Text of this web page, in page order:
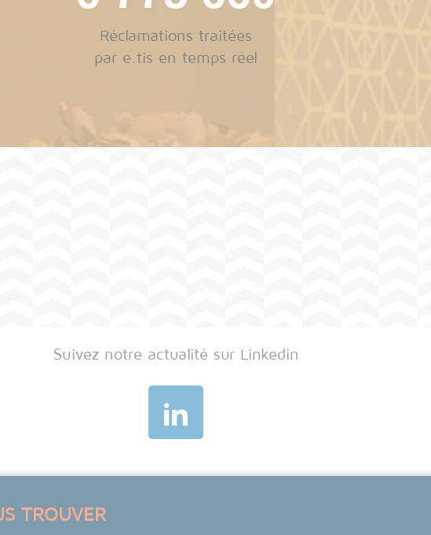
Réclamations traitées
par e.tis en temps réel
Suivez notre actualité sur Linkedin
TROUVER